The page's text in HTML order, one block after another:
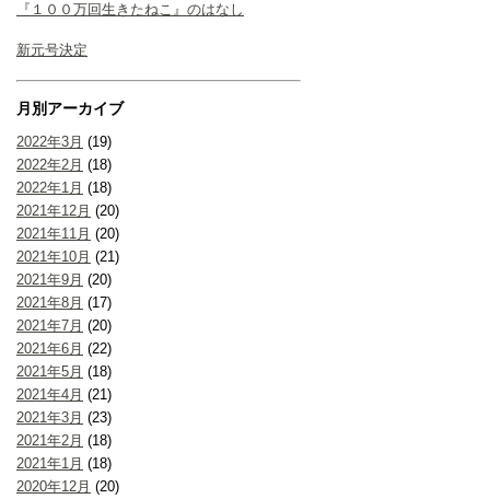
『１００万回生きたねこ』のはなし
新元号決定
月別アーカイブ
2022年3月 (19)
2022年2月 (18)
2022年1月 (18)
2021年12月 (20)
2021年11月 (20)
2021年10月 (21)
2021年9月 (20)
2021年8月 (17)
2021年7月 (20)
2021年6月 (22)
2021年5月 (18)
2021年4月 (21)
2021年3月 (23)
2021年2月 (18)
2021年1月 (18)
2020年12月 (20)